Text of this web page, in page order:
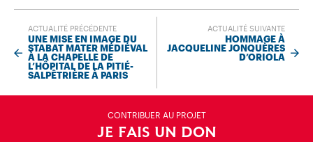
ACTUALITÉ PRÉCÉDENTE
UNE MISE EN IMAGE DU
STABAT MATER MÉDIÉVAL
À LA CHAPELLE DE
L’HÔPITAL DE LA PITIÉ-
SALPÊTRIÈRE À PARIS
ACTUALITÉ SUIVANTE
HOMMAGE À
JACQUELINE JONQUÈRES
D’ORIOLA
CONTRIBUER AU PROJET
JE FAIS UN DON